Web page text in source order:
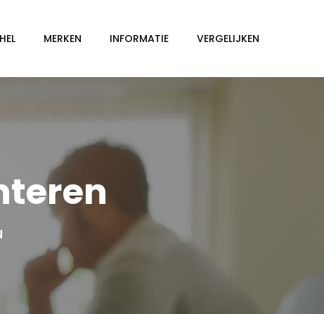
MERKEN INFORMATIE VERGELIJKEN